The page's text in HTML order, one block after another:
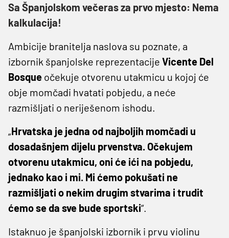
Sa Španjolskom večeras za prvo mjesto: Nema
kalkulacija!
Ambicije branitelja naslova su poznate, a
izbornik španjolske reprezentacije Vicente Del
Bosque očekuje otvorenu utakmicu u kojoj će
obje momčadi hvatati pobjedu, a neće
razmišljati o neriješenom ishodu.
„Hrvatska je jedna od najboljih momčadi u
dosadašnjem dijelu prvenstva. Očekujem
otvorenu utakmicu, oni će ići na pobjedu,
jednako kao i mi. Mi ćemo pokušati ne
razmišljati o nekim drugim stvarima i trudit
ćemo se da sve bude sportski“.
Istaknuo je španjolski izbornik i prvu violinu